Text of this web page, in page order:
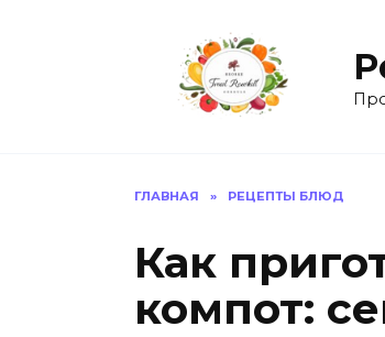
ГЛАВНАЯ » РЕЦЕПТЫ БЛЮД
Как
компот: